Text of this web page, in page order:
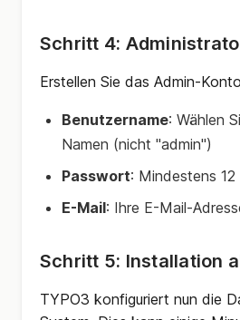
Schritt 4:
Erstellen Sie das Admin-
Benutzername: Wählen
Namen (nicht "admin")
Passwort: Mindestens
E-Mail: Ihre E-Mail-
Schritt 5: Installation
TYPO3 konfiguriert nun die